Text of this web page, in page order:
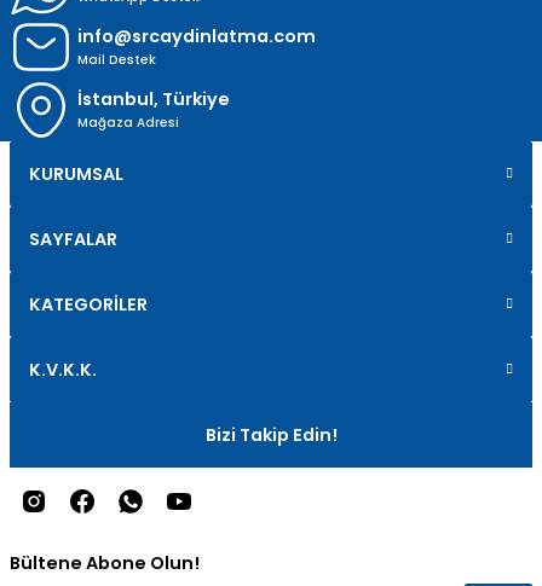
info@srcaydinlatma.com
Mail Destek
İstanbul, Türkiye
Mağaza Adresi
KURUMSAL
SAYFALAR
KATEGORİLER
K.V.K.K.
Bizi Takip Edin!
Bültene Abone Olun!